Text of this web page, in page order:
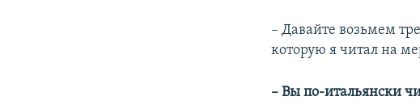
– Давайте возьмем
которую я читал на
– Вы по-итальянски